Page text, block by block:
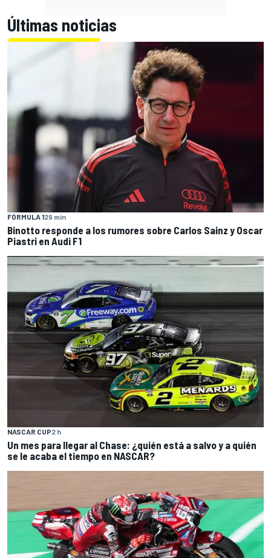
Últimas noticias
FÓRMULA 129 min
Binotto responde a los rumores sobre Carlos Sainz y Oscar
Piastri en Audi F1
NASCAR CUP2 h
Un mes para llegar al Chase: ¿quién está a salvo y a quién
se le acaba el tiempo en NASCAR?